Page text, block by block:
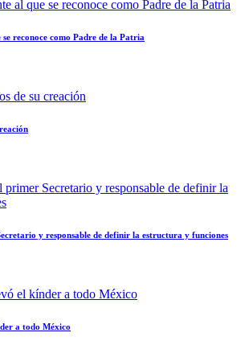
reconoce como Padre de la Patria
y responsable de definir la estructura y funciones
a todo México